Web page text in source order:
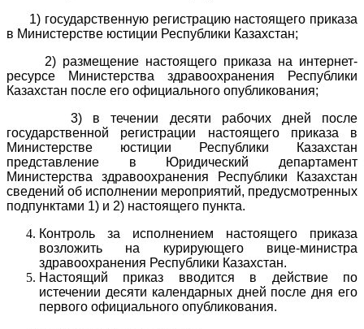
1) государственную регистрацию настоящего приказа
в Министерстве юстиции Республики Казахстан;
2) размещение настоящего приказа на интернет-
ресурсе Министерства здравоохранения Республики
Казахстан после его официального опубликования;
3) в течении десяти рабочих дней после
государственной регистрации настоящего приказа в
Министерстве юстиции Республики Казахстан
представление в Юридический департамент
Министерства здравоохранения Республики Казахстан
сведений об исполнении мероприятий, предусмотренных
подпунктами 1) и 2) настоящего пункта.
Контроль за исполнением настоящего приказа
возложить на курирующего вице-министра
здравоохранения Республики Казахстан.
Настоящий приказ вводится в действие по
истечении десяти календарных дней после дня его
первого официального опубликования.